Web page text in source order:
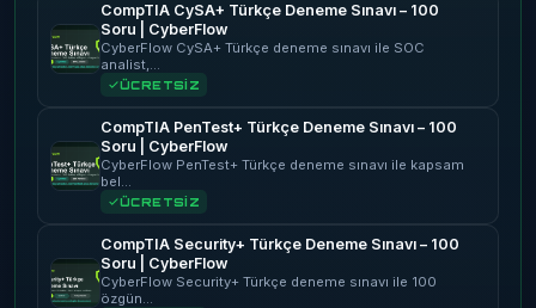
CompTIA CySA+ Türkçe Deneme Sınavı – 100
Soru | CyberFlow
CyberFlow CySA+ Türkçe deneme sınavı ile SOC
analist,…
ÜCRETSİZ
CompTIA PenTest+ Türkçe Deneme Sınavı – 100
Soru | CyberFlow
CyberFlow PenTest+ Türkçe deneme sınavı ile kapsam
bel…
ÜCRETSİZ
CompTIA Security+ Türkçe Deneme Sınavı – 100
Soru | CyberFlow
CyberFlow Security+ Türkçe deneme sınavı ile 100
özgün…